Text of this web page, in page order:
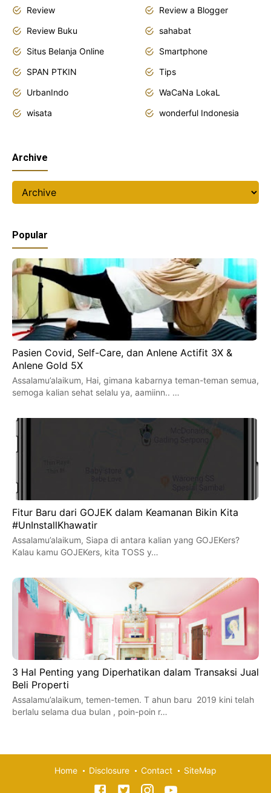
Review
Review a Blogger
Review Buku
sahabat
Situs Belanja Online
Smartphone
SPAN PTKIN
Tips
UrbanIndo
WaCaNa LokaL
wisata
wonderful Indonesia
Archive
Popular
Pasien Covid, Self-Care, dan Anlene Actifit 3X &
Anlene Gold 5X
Assalamu’alaikum, Hai, gimana kabarnya teman-teman semua,
semoga kalian sehat selalu ya, aamiinn.. …
Fitur Baru dari GOJEK dalam Keamanan Bikin Kita
#UnInstallKhawatir
Assalamu’alaikum, Siapa di antara kalian yang GOJEKers?
Kalau kamu GOJEKers, kita TOSS y…
3 Hal Penting yang Diperhatikan dalam Transaksi Jual
Beli Properti
Assalamu’alaikum, temen-temen. T ahun baru 2019 kini telah
berlalu selama dua bulan , poin-poin r…
Home Disclosure Contact SiteMap